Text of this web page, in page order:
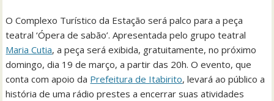
O Complexo Turístico da Estação será palco para a peça
teatral ‘Ópera de sabão’. Apresentada pelo grupo teatral
Maria Cutia, a peça será exibida, gratuitamente, no próximo
domingo, dia 19 de março, a partir das 20h. O evento, que
conta com apoio da Prefeitura de Itabirito, levará ao público a
história de uma rádio prestes a encerrar suas atividades